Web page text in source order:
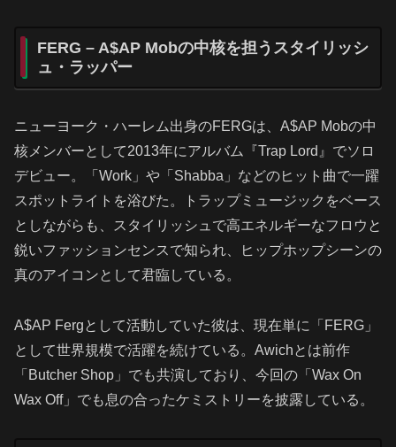
FERG – A$AP Mobの中核を担うスタイリッシ
ュ・ラッパー
ニューヨーク・ハーレム出身のFERGは、A$AP Mobの中
核メンバーとして2013年にアルバム『Trap Lord』でソロ
デビュー。「Work」や「Shabba」などのヒット曲で一躍
スポットライトを浴びた。トラップミュージックをベース
としながらも、スタイリッシュで高エネルギーなフロウと
鋭いファッションセンスで知られ、ヒップホップシーンの
真のアイコンとして君臨している。
A$AP Fergとして活動していた彼は、現在単に「FERG」
として世界規模で活躍を続けている。Awichとは前作
「Butcher Shop」でも共演しており、今回の「Wax On
Wax Off」でも息の合ったケミストリーを披露している。